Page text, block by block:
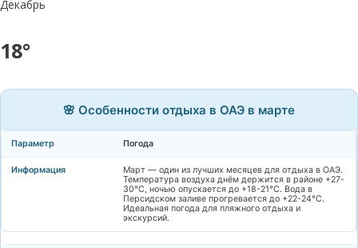
Декабрь
18°
🌸 Особенности отдыха в ОАЭ в марте
Погода
Март — один из лучших месяцев для отдыха в ОАЭ.
Температура воздуха днём держится в районе +27-
30°C, ночью опускается до +18-21°C. Вода в
Персидском заливе прогревается до +22-24°C.
Идеальная погода для пляжного отдыха и
экскурсий.